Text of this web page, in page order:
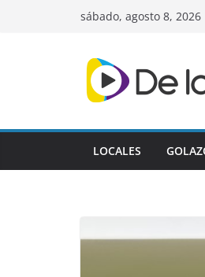
sábado, agosto 8, 2026
LOCALES